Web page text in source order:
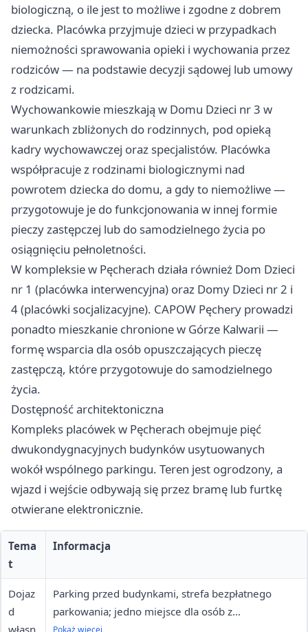
biologiczną, o ile jest to możliwe i zgodne z dobrem
dziecka. Placówka przyjmuje dzieci w przypadkach
niemożności sprawowania opieki i wychowania przez
rodziców — na podstawie decyzji sądowej lub umowy
z rodzicami.
Wychowankowie mieszkają w Domu Dzieci nr 3 w
warunkach zbliżonych do rodzinnych, pod opieką
kadry wychowawczej oraz specjalistów. Placówka
współpracuje z rodzinami biologicznymi nad
powrotem dziecka do domu, a gdy to niemożliwe —
przygotowuje je do funkcjonowania w innej formie
pieczy zastępczej lub do samodzielnego życia po
osiągnięciu pełnoletności.
W kompleksie w Pęcherach działa również Dom Dzieci
nr 1 (placówka interwencyjna) oraz Domy Dzieci nr 2 i
4 (placówki socjalizacyjne). CAPOW Pęchery prowadzi
ponadto mieszkanie chronione w Górze Kalwarii —
formę wsparcia dla osób opuszczających pieczę
zastępczą, które przygotowuje do samodzielnego
życia.
Dostępność architektoniczna
Kompleks placówek w Pęcherach obejmuje pięć
dwukondygnacyjnych budynków usytuowanych
wokół wspólnego parkingu. Teren jest ogrodzony, a
wjazd i wejście odbywają się przez bramę lub furtkę
otwierane elektronicznie.
Tema
t
Informacja
Dojaz
d
Parking przed budynkami, strefa bezpłatnego
parkowania; jedno miejsce dla osób z